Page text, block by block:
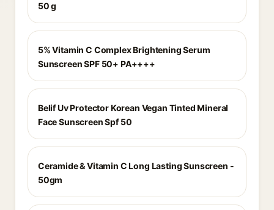
50 g
5% Vitamin C Complex Brightening Serum
Sunscreen SPF 50+ PA++++
Belif Uv Protector Korean Vegan Tinted Mineral
Face Sunscreen Spf 50
Ceramide & Vitamin C Long Lasting Sunscreen -
50gm